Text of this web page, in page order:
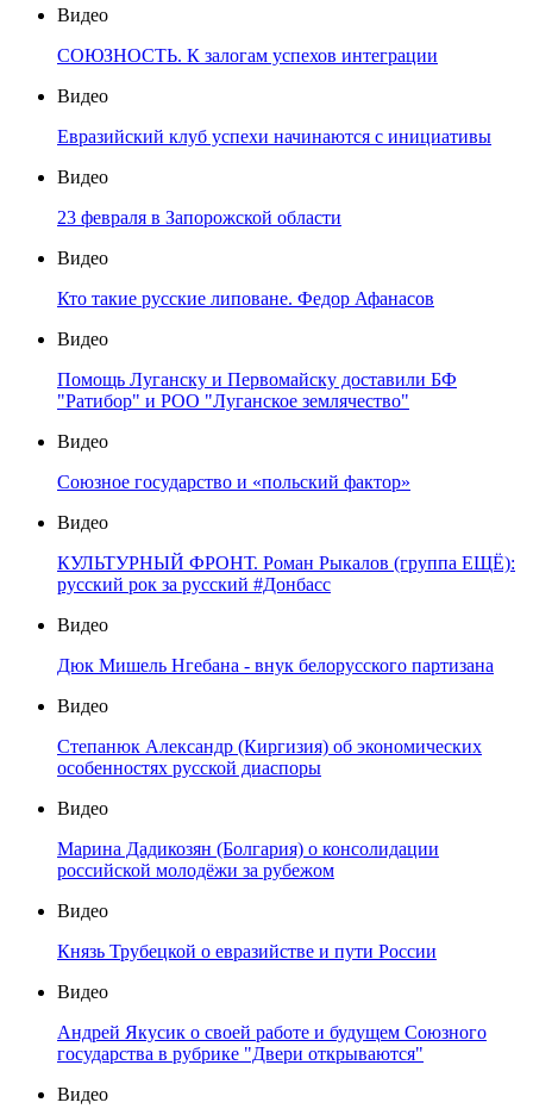
Видео
СОЮЗНОСТЬ. К залогам успехов интеграции
Видео
Евразийский клуб успехи начинаются с инициативы
Видео
23 февраля в Запорожской области
Видео
Кто такие русские липоване. Федор Афанасов
Видео
Помощь Луганску и Первомайску доставили БФ
"Ратибор" и РОО "Луганское землячество"
Видео
Союзное государство и «польский фактор»
Видео
КУЛЬТУРНЫЙ ФРОНТ. Роман Рыкалов (группа ЕЩЁ):
русский рок за русский #Донбасс
Видео
Дюк Мишель Нгебана - внук белорусского партизана
Видео
Степанюк Александр (Киргизия) об экономических
особенностях русской диаспоры
Видео
Марина Дадикозян (Болгария) о консолидации
российской молодёжи за рубежом
Видео
Князь Трубецкой о евразийстве и пути России
Видео
Андрей Якусик о своей работе и будущем Союзного
государства в рубрике "Двери открываются"
Видео